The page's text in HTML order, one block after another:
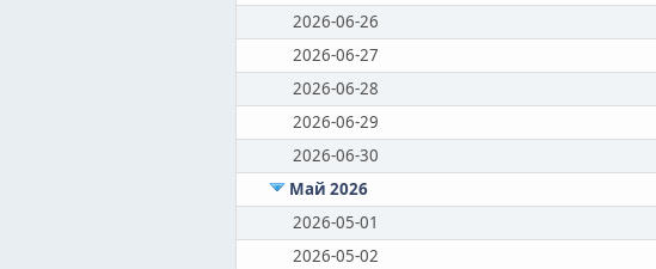
2026-06-26
2026-06-27
2026-06-28
2026-06-29
2026-06-30
Май 2026
2026-05-01
2026-05-02